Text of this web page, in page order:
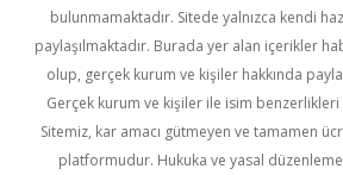
bulunmamaktadır. Sitede yalnızca kendi
paylaşılmaktadır. Burada yer alan içerikler
olup, gerçek kurum ve kişiler hakkında
Gerçek kurum ve kişiler ile isim
Sitemiz, kar amacı gütmeyen ve tamamen
platformudur. Hukuka ve yasal